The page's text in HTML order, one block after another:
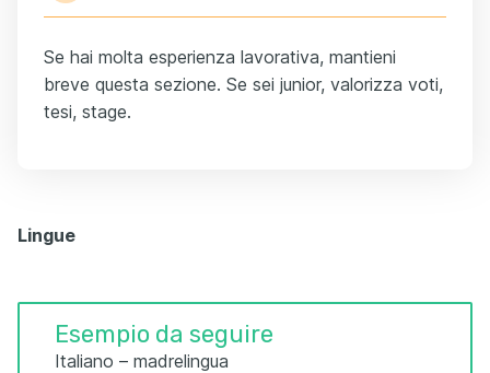
Se hai molta esperienza lavorativa, mantieni
breve questa sezione. Se sei junior, valorizza voti,
tesi, stage.
Lingue
Esempio da seguire
Italiano – madrelingua